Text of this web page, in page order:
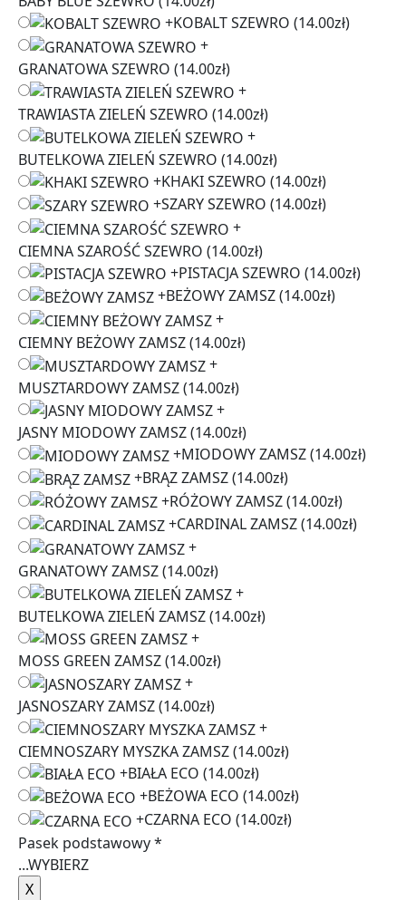
+KOBALT SZEWRO (14.00zł)
+
GRANATOWA SZEWRO (14.00zł)
+
TRAWIASTA ZIELEŃ SZEWRO (14.00zł)
+
BUTELKOWA ZIELEŃ SZEWRO (14.00zł)
+KHAKI SZEWRO (14.00zł)
+SZARY SZEWRO (14.00zł)
+
CIEMNA SZAROŚĆ SZEWRO (14.00zł)
+PISTACJA SZEWRO (14.00zł)
+BEŻOWY ZAMSZ(14.00zł)
+
CIEMNY BEŻOWY ZAMSZ(14.00zł)
+
MUSZTARDOWY ZAMSZ(14.00zł)
+
JASNY MIODOWY ZAMSZ(14.00zł)
+MIODOWY ZAMSZ(14.00zł)
+BRĄZ ZAMSZ(14.00zł)
+RÓŻOWY ZAMSZ(14.00zł)
+CARDINAL ZAMSZ(14.00zł)
+
GRANATOWY ZAMSZ(14.00zł)
+
BUTELKOWA ZIELEŃ ZAMSZ(14.00zł)
+
MOSS GREEN ZAMSZ(14.00zł)
+
JASNOSZARY ZAMSZ(14.00zł)
+
CIEMNOSZARY MYSZKA ZAMSZ(14.00zł)
+BIAŁA ECO (14.00zł)
+BEŻOWA ECO (14.00zł)
+CZARNA ECO (14.00zł)
Pasek podstawowy*
...WYBIERZ